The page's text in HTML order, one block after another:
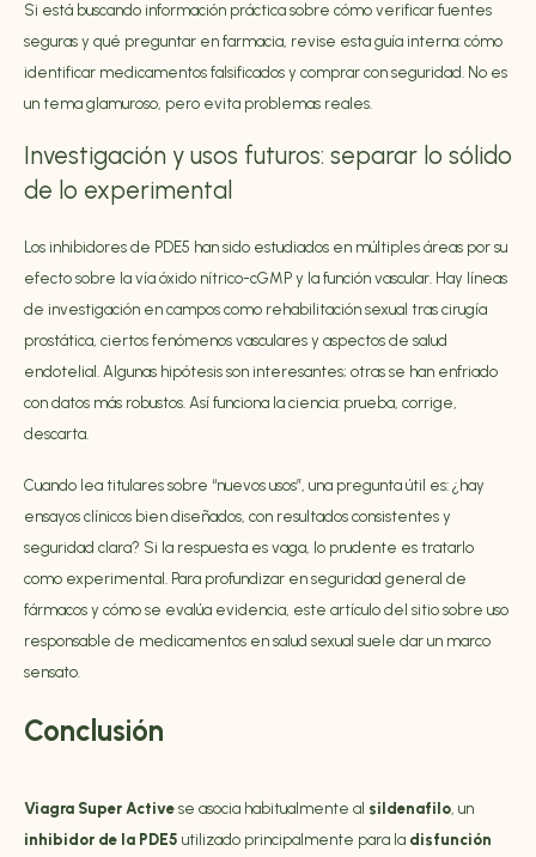
Si está buscando información práctica sobre cómo verificar fuentes
seguras y qué preguntar en farmacia, revise esta guía interna: cómo
identificar medicamentos falsificados y comprar con seguridad. No es
un tema glamuroso, pero evita problemas reales.
Investigación y usos futuros: separar lo sólido
de lo experimental
Los inhibidores de PDE5 han sido estudiados en múltiples áreas por su
efecto sobre la vía óxido nítrico-cGMP y la función vascular. Hay líneas
de investigación en campos como rehabilitación sexual tras cirugía
prostática, ciertos fenómenos vasculares y aspectos de salud
endotelial. Algunas hipótesis son interesantes; otras se han enfriado
con datos más robustos. Así funciona la ciencia: prueba, corrige,
descarta.
Cuando lea titulares sobre “nuevos usos”, una pregunta útil es: ¿hay
ensayos clínicos bien diseñados, con resultados consistentes y
seguridad clara? Si la respuesta es vaga, lo prudente es tratarlo
como experimental. Para profundizar en seguridad general de
fármacos y cómo se evalúa evidencia, este artículo del sitio sobre uso
responsable de medicamentos en salud sexual suele dar un marco
sensato.
Conclusión
Viagra Super Active se asocia habitualmente al sildenafilo, un
inhibidor de la PDE5 utilizado principalmente para la disfunción